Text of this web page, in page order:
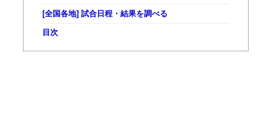
[全国各地] 試合日程・結果を調べる
目次